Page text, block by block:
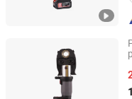
Taizhou Haisheng
Zhejiang, China